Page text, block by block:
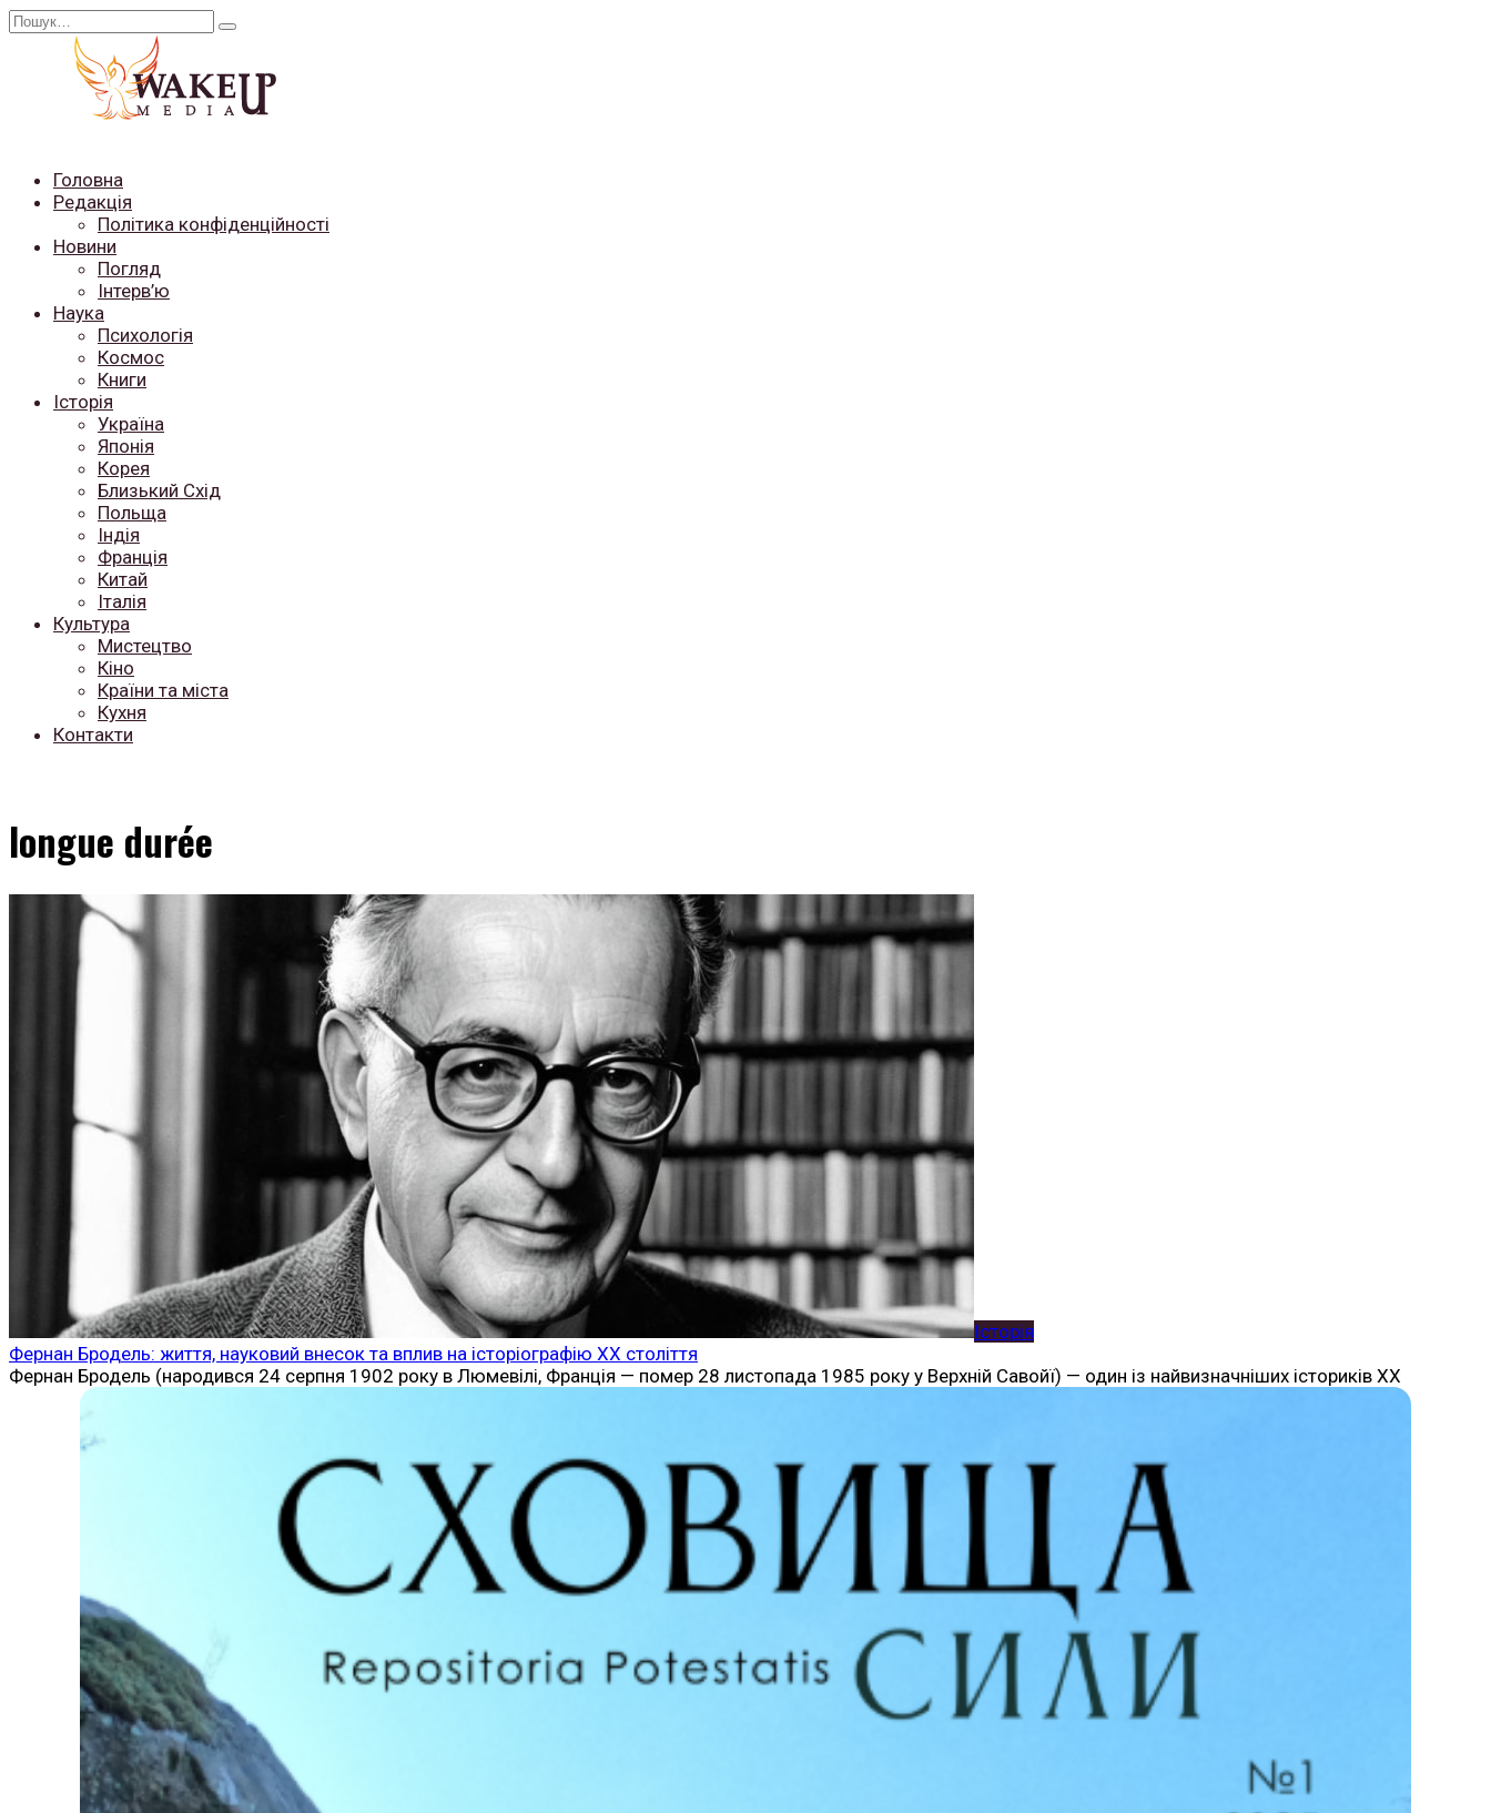
Перейти
Search
Головна
Редакція
Політика конфіденційності
Новини
Погляд
Інтерв’ю
Наука
Психологія
Космос
Книги
Історія
Україна
Японія
Корея
Близький Схід
Польща
Індія
Франція
Китай
Італія
Культура
Мистецтво
Кіно
Країни та міста
Кухня
Контакти
longue durée
Історія
Фернан Бродель: життя, науковий внесок та вплив на історіографію XX століття
Фернан Бродель (народився 24 серпня 1902 року в Люмевілі, Франція — помер 28 листопада 1985 року у Верхній Савойї) — один із найвизначніших істориків XX